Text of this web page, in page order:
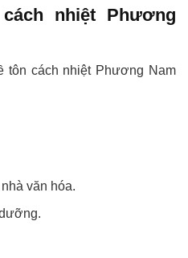
nhiệt Phương
tôn cách nhiệt Phương Nam
văn hóa.